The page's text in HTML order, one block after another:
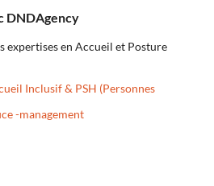
DNDAgency
expertises en Accueil et Posture
Inclusif & PSH (Personnes
-management